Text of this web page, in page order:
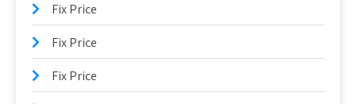
Fix Price
Fix Price
Fix Price